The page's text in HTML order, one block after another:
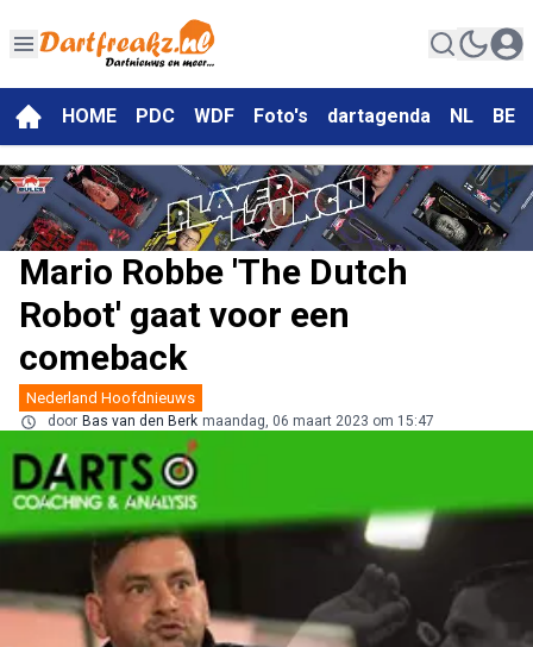
HOME PDC WDF Foto's dartagenda NL BE
Mario Robbe 'The Dutch
Robot' gaat voor een
comeback
Nederland Hoofdnieuws
door Bas van den Berk maandag, 06 maart 2023 om 15:47